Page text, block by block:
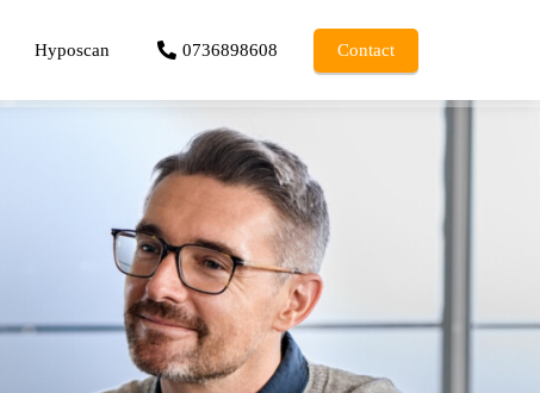
Hyposcan 0736898608 Contact